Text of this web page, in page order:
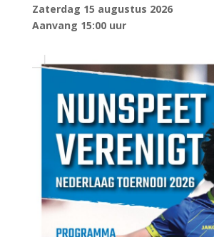
Zaterdag 15 augustus 2026
Aanvang 15:00 uur